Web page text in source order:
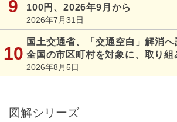
100円、2026年9月から
2026年7月31日
国土交通省、「交通空白」解消へ
全国の市区町村を対象に、取り組
2026年8月5日
図解シリーズ